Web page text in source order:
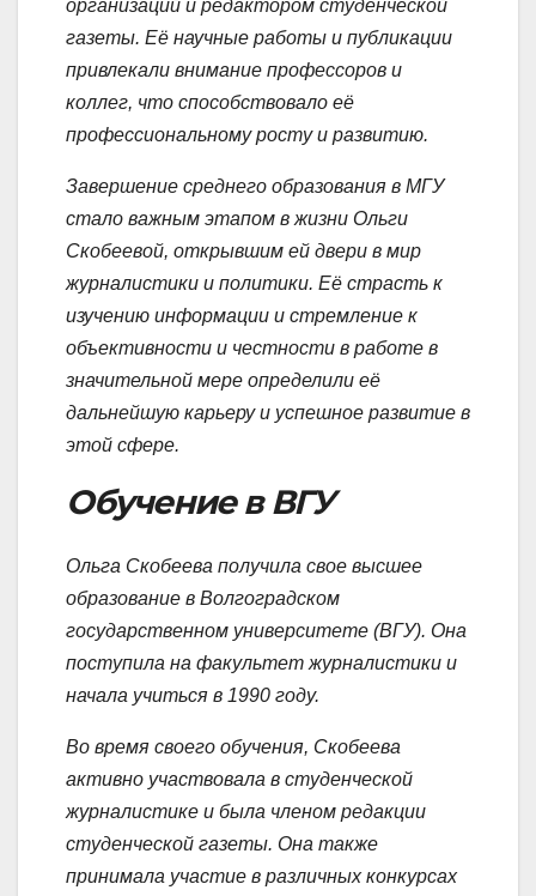
организаций и редактором студенческой
газеты. Её научные работы и публикации
привлекали внимание профессоров и
коллег, что способствовало её
профессиональному росту и развитию.
Завершение среднего образования в МГУ
стало важным этапом в жизни Ольги
Скобеевой, открывшим ей двери в мир
журналистики и политики. Её страсть к
изучению информации и стремление к
объективности и честности в работе в
значительной мере определили её
дальнейшую карьеру и успешное развитие в
этой сфере.
Обучение в ВГУ
Ольга Скобеева получила свое высшее
образование в Волгоградском
государственном университете (ВГУ). Она
поступила на факультет журналистики и
начала учиться в 1990 году.
Во время своего обучения, Скобеева
активно участвовала в студенческой
журналистике и была членом редакции
студенческой газеты. Она также
принимала участие в различных конкурсах